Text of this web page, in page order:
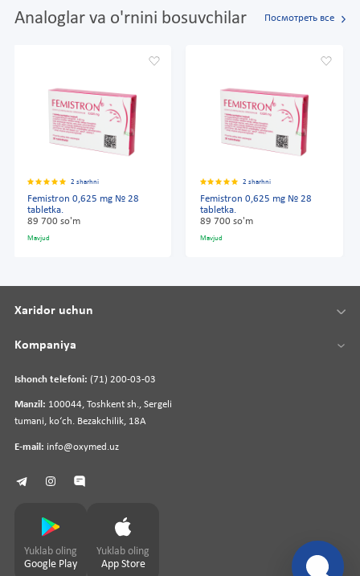
Analoglar va o'rnini bosuvchilar Посмотреть все
2 sharhni
Femistron 0,625 mg № 28
tabletka.
89 700 so'm
Mavjud
2 sharhni
Femistron 0,625 mg № 28
tabletka.
89 700 so'm
Mavjud
Ishonch telefoni: (71) 200-03-03
Manzil: 100044, Toshkent sh., Sergeli
tumani, koʻch. Bezakchilik, 18A
E-mail: info@oxymed.uz
Xaridor uchun
Kompaniya
Yuklab oling
Google Play
Yuklab oling
App Store